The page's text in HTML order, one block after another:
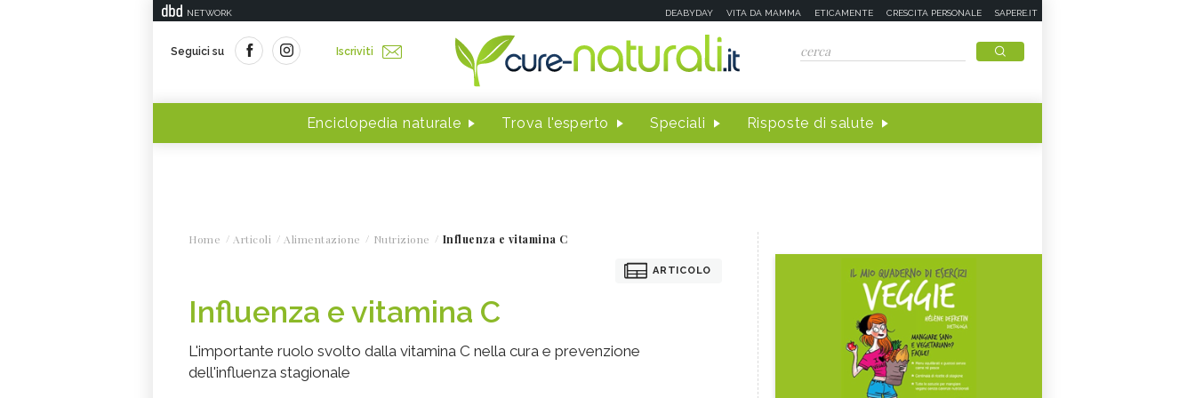
NETWORK DEABYDAY VITA DA MAMMA ETICAMENTE CRESCITA PERSONALE SAPERE.IT
Seguici su Iscriviti
Enciclopedia naturale Trova l'esperto Speciali Risposte di salute
Home Articoli Alimentazione Nutrizione Influenza e vitamina C
ARTICOLO
Influenza e vitamina C
L'importante ruolo svolto dalla vitamina C nella cura e prevenzione
dell'influenza stagionale